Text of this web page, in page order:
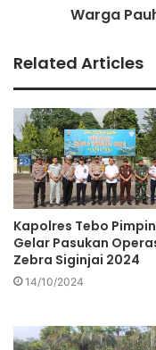
Warga
Related Articles
Kapolres Tebo
Gelar Pasukan
Zebra Siginjai 2024
14/10/2024